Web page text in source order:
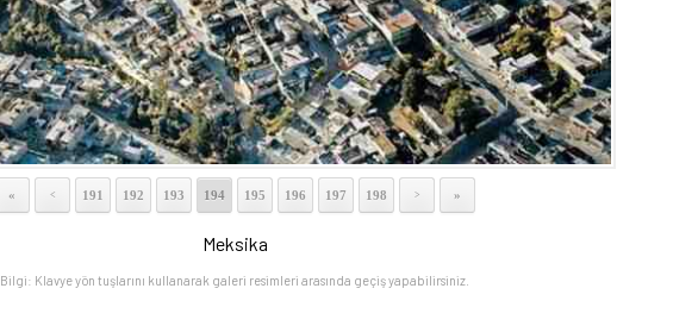
« < 191 192 193 194 195 196 197 198 > »
Meksika
Bilgi: Klavye yön tuşlarını kullanarak galeri resimleri arasında geçiş yapabilirsiniz.